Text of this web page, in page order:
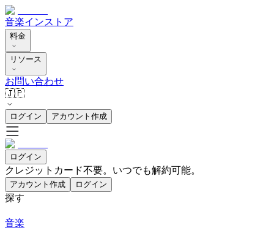
音楽インストア
料金
リソース
お問い合わせ
🇯🇵
ログイン アカウント作成
ログイン
クレジットカード不要。いつでも解約可能。
アカウント作成 ログイン
探す
音楽